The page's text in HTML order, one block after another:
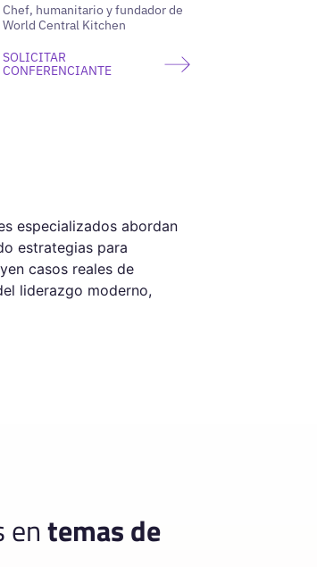
Chef, humanitario y fundador de
World Central Kitchen
SOLICITAR
CONFERENCIANTE
especializados abordan
estrategias para
casos reales de
liderazgo moderno,
entemas de